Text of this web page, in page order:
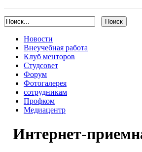
Новости
Внеучебная работа
Клуб менторов
Студсовет
Форум
Фотогалерея
сотрудникам
Профком
Медиацентр
Интернет-